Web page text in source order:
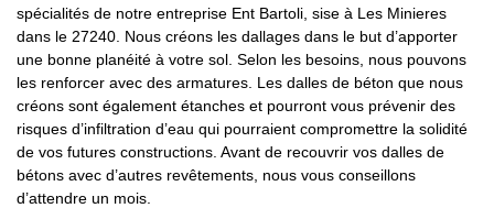
spécialités de notre entreprise Ent Bartoli, sise à Les Minieres
dans le 27240. Nous créons les dallages dans le but d’apporter
une bonne planéité à votre sol. Selon les besoins, nous pouvons
les renforcer avec des armatures. Les dalles de béton que nous
créons sont également étanches et pourront vous prévenir des
risques d’infiltration d’eau qui pourraient compromettre la solidité
de vos futures constructions. Avant de recouvrir vos dalles de
bétons avec d’autres revêtements, nous vous conseillons
d’attendre un mois.